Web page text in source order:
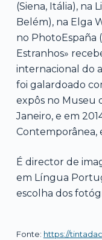
(Siena, Itália), na
Belém), na Elga
no PhotoEspaña
Estranhos»
internacional do
foi galardoado
expôs no Museu
Janeiro, e em
Contemporânea,
É director de
em Língua
escolha dos
Fonte: https://